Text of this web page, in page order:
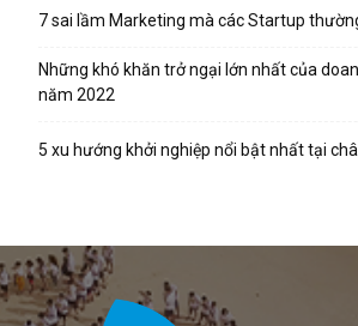
7 sai lầm Marketing mà các Startup
Những khó khăn trở ngại lớn nhất của
năm 2022
5 xu hướng khởi nghiệp nổi bật nhất tại